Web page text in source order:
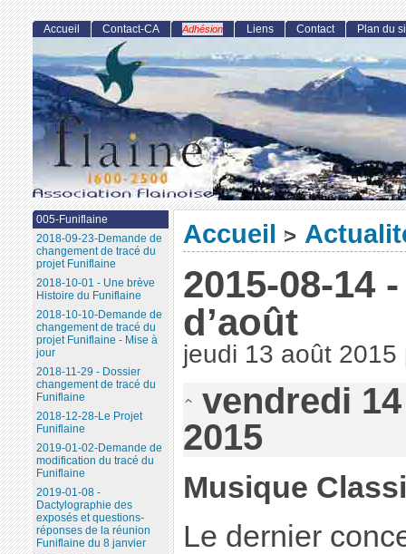
Accueil >
2015-08-14
d’août
jeudi 13 août 2015
vendredi
2015
Musique
Le dernier
Accueil Contact-CA Adhésion Liens Contact Plan du
005-Funiflaine
2018-09-23-Demande de
changement de tracé du
projet Funiflaine
2018-10-01 - Une brève
Histoire du Funiflaine
2018-10-10-Demande de
changement de tracé du
projet Funiflaine - Mise à
jour
2018-11-29 - Dossier
changement de tracé du
Funiflaine
2018-12-28-Le Projet
Funiflaine
2019-01-02-Demande de
modification du tracé du
Funiflaine
2019-01-08 -
Dactylographie des
exposés et questions-
réponses de la réunion
Funiflaine du 8 janvier